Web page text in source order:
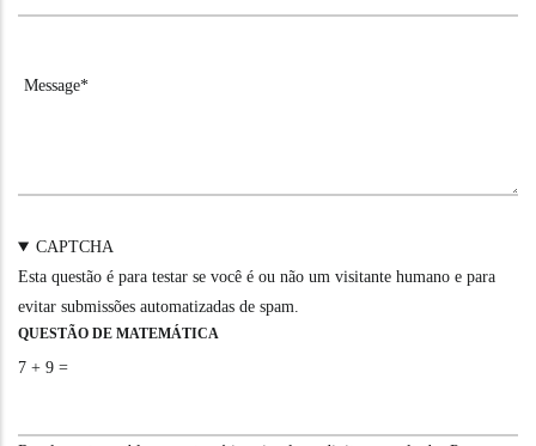
CAPTCHA
Esta questão é para testar se você é ou não um visitante humano e para
evitar submissões automatizadas de spam.
QUESTÃO DE MATEMÁTICA
7 + 9 =